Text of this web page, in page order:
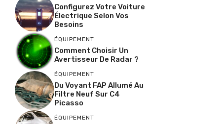
Configurez Votre Voiture
Électrique Selon Vos
Besoins
ÉQUIPEMENT
Comment Choisir Un
Avertisseur De Radar ?
ÉQUIPEMENT
Du Voyant FAP Allumé Au
Filtre Neuf Sur C4
Picasso
ÉQUIPEMENT